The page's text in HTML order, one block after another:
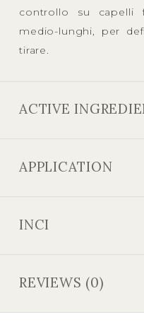
controllo su
medio-lunghi, per
tirare.
ACTIVE
APPLICATION
INCI
REVIEWS (0)